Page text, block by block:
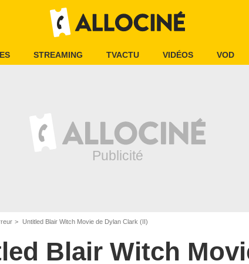
STREAMING TVACTU VIDÉOS VOD
Untitled Blair Witch Movie de Dylan Clark (II)
Blair Witch